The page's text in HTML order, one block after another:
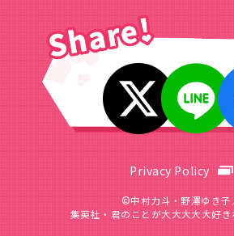
Privacy Policy
©中村力斗・野澤ゆき子
集英社・君のことが大大大大大好